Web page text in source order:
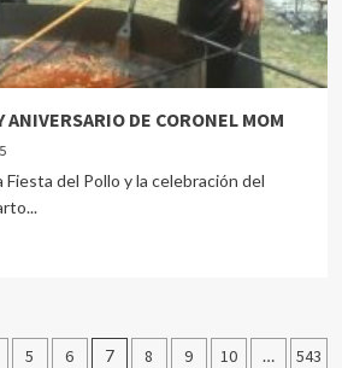
ANIVERSARIO DE CORONEL MOM
Fiesta del Pollo y la celebración del
5 6 7 8 9 10 …
543